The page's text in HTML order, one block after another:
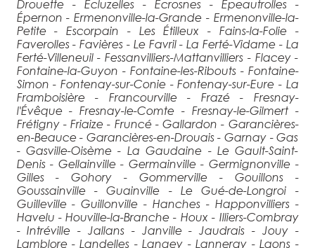
Drouette - Écluzelles - Écrosnes - Épeautrolles -
Épernon - Ermenonville-la-Grande - Ermenonville-la-
Petite - Escorpain - Les Étilleux - Fains-la-Folie -
Faverolles - Favières - Le Favril - La Ferté-Vidame - La
Ferté-Villeneuil - Fessanvilliers-Mattanvilliers - Flacey -
Fontaine-la-Guyon - Fontaine-les-Ribouts - Fontaine-
Simon - Fontenay-sur-Conie - Fontenay-sur-Eure - La
Framboisière - Francourville - Frazé - Fresnay-
l'Évêque - Fresnay-le-Comte - Fresnay-le-Gilmert -
Frétigny - Friaize - Fruncé - Gallardon - Garancières-
en-Beauce - Garancières-en-Drouais - Garnay - Gas
- Gasville-Oisème - La Gaudaine - Le Gault-Saint-
Denis - Gellainville - Germainville - Germignonville -
Gilles - Gohory - Gommerville - Gouillons -
Goussainville - Guainville - Le Gué-de-Longroi -
Guilleville - Guillonville - Hanches - Happonvilliers -
Havelu - Houville-la-Branche - Houx - Illiers-Combray
- Intréville - Jallans - Janville - Jaudrais - Jouy -
Lamblore - Landelles - Langey - Lanneray - Laons -